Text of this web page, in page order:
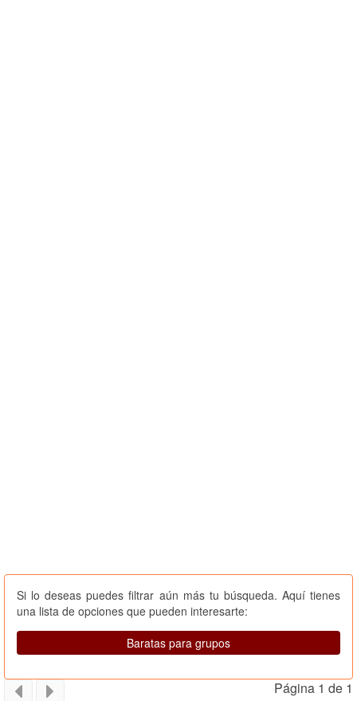
Si lo deseas puedes filtrar aún más tu búsqueda. Aquí tienes
una lista de opciones que pueden interesarte:
Baratas para grupos
Página 1 de 1